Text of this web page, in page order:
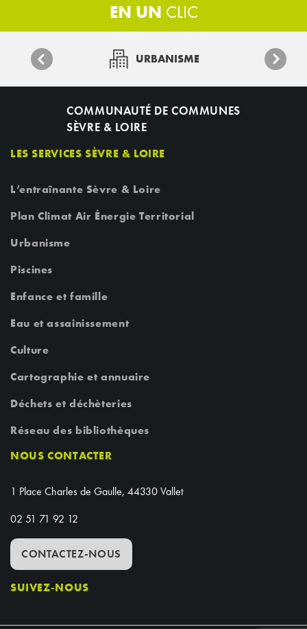
EN UN CLIC
URBANISME
COMMUNAUTÉ DE COMMUNES
SÈVRE & LOIRE
LES SERVICES SÈVRE & LOIRE
L’entraînante Sèvre & Loire
Plan Climat Air Énergie Territorial
Urbanisme
Piscines
Enfance et famille
Eau et assainissement
Culture
Cartographie et annuaire
Déchets et déchèteries
Réseau des bibliothèques
NOUS CONTACTER
1 Place Charles de Gaulle, 44330 Vallet
02 51 71 92 12
CONTACTEZ-NOUS
SUIVEZ-NOUS